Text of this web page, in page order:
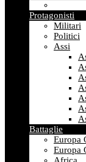
Protagonisti
Militari
Politici
Assi
Battaglie
Europa
Europa